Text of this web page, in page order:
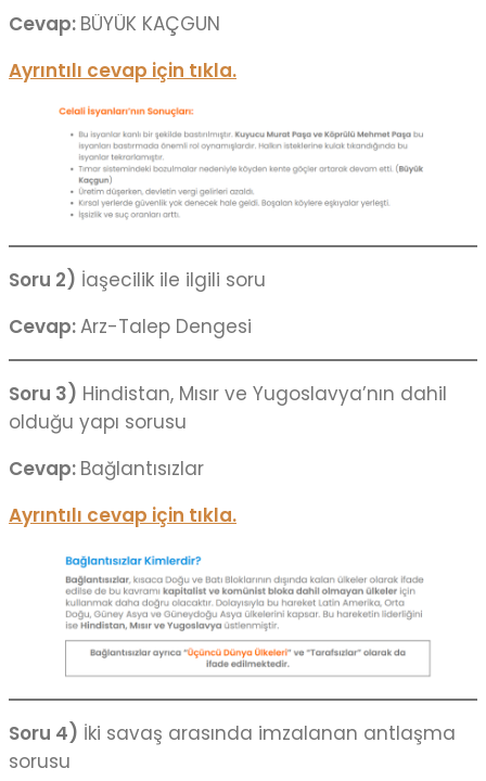
Cevap: BÜYÜK KAÇGUN
Ayrıntılı cevap için tıkla.
Soru 2) İaşecilik ile ilgili soru
Cevap:Arz-Talep Dengesi
Soru 3) Hindistan, Mısır ve Yugoslavya’nın dahil
olduğu yapı sorusu
Cevap: Bağlantısızlar
Ayrıntılı cevap için tıkla.
Soru 4) İki savaş arasında imzalanan antlaşma
sorusu